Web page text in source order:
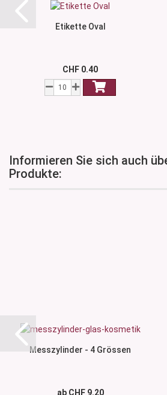
Etikette Oval
CHF 0.40
Informieren Sie sich auch
Produkte:
Messzylinder - 4 Grössen
ab CHF 9.20